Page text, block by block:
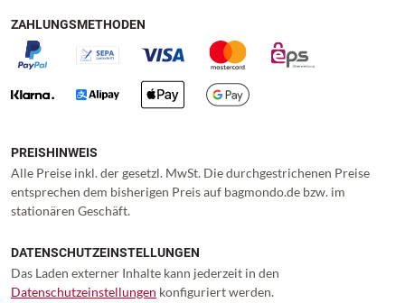
ZAHLUNGSMETHODEN
PREISHINWEIS
Alle Preise inkl. der gesetzl. MwSt. Die durchgestrichenen Preise
entsprechen dem bisherigen Preis auf bagmondo.de bzw. im
stationären Geschäft.
DATENSCHUTZEINSTELLUNGEN
Das Laden externer Inhalte kann jederzeit in den
Datenschutzeinstellungen konfiguriert werden.